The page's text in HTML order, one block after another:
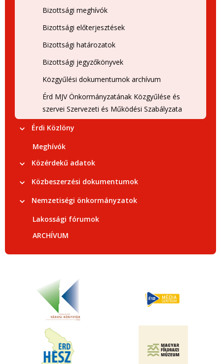
Bizottsági meghívók
Bizottsági előterjesztések
Bizottsági határozatok
Bizottsági jegyzőkönyvek
Közgyűlési dokumentumok archívum
Érd MJV Önkormányzatának Közgyűlése és
szervei Szervezeti és Működési Szabályzata
Érdi Közlöny
Meghívók
Közérdekű adatok
Közbeszerzési dokumentumok
Nemzetiségi önkormányzatok
Lakossági fórumok
ARCHÍVUM